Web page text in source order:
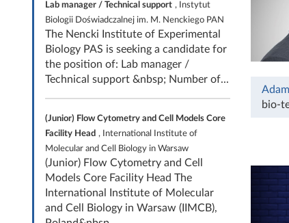
Lab manager / Technical support , Instytut
Biologii Doświadczalnej im. M. Nenckiego PAN
The Nencki Institute of Experimental
Biology PAS is seeking a candidate for
the position of: Lab manager /
Technical support &nbsp; Number of...
(Junior) Flow Cytometry and Cell Models Core
Facility Head , International Institute of
Molecular and Cell Biology in Warsaw
(Junior) Flow Cytometry and Cell
Models Core Facility Head The
International Institute of Molecular
and Cell Biology in Warsaw (IIMCB),
bio-